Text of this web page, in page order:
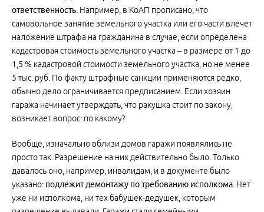
ответственность . Например, в КоАП прописано, что
самовольное занятие земельного участка или его части влечет
наложение штрафа на гражданина в случае, если определена
кадастровая стоимость земельного участка – в размере от 1 до
1,5 % кадастровой стоимости земельного участка, но не менее
5 тыс. руб. По факту штрафные санкции применяются редко,
обычно дело ограничивается предписанием. Если хозяин
гаража начинает утверждать, что ракушка стоит по закону,
возникает вопрос: по какому?
Вообще, изначально вблизи домов гаражи появлялись не
просто так. Разрешение на них действительно было. Только
давалось оно, например, инвалидам, и в документе было
указано: подлежит демонтажу по требованию исполкома . Нет
уже ни исполкома, ни тех бабушек-дедушек, которым